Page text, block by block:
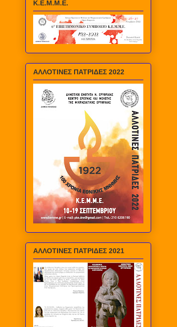
Κ.Ε.Μ.Μ.Ε.
ΑΛΛΟΤΙΝΕΣ ΠΑΤΡΙΔΕΣ 2022
ΑΛΛΟΤΙΝΕΣ ΠΑΤΡΙΔΕΣ 2021